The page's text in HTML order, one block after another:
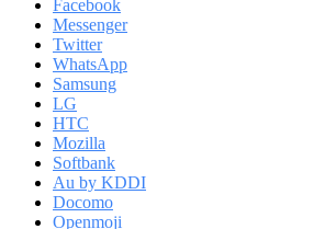
Facebook
Messenger
Twitter
WhatsApp
Samsung
LG
HTC
Mozilla
Softbank
Au by KDDI
Docomo
Openmoji